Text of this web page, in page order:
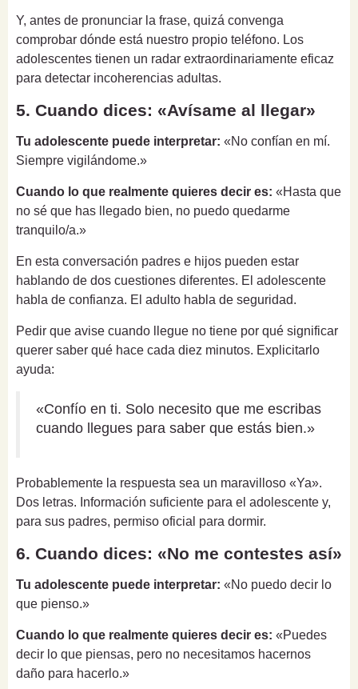
Y, antes de pronunciar la frase, quizá convenga
comprobar dónde está nuestro propio teléfono. Los
adolescentes tienen un radar extraordinariamente eficaz
para detectar incoherencias adultas.
5. Cuando dices: «Avísame al llegar»
Tu adolescente puede interpretar: «No confían en mí.
Siempre vigilándome.»
Cuando lo que realmente quieres decir es: «Hasta que
no sé que has llegado bien, no puedo quedarme
tranquilo/a.»
En esta conversación padres e hijos pueden estar
hablando de dos cuestiones diferentes. El adolescente
habla de confianza. El adulto habla de seguridad.
Pedir que avise cuando llegue no tiene por qué significar
querer saber qué hace cada diez minutos. Explicitarlo
ayuda:
«Confío en ti. Solo necesito que me escribas
cuando llegues para saber que estás bien.»
Probablemente la respuesta sea un maravilloso «Ya».
Dos letras. Información suficiente para el adolescente y,
para sus padres, permiso oficial para dormir.
6. Cuando dices: «No me contestes así»
Tu adolescente puede interpretar: «No puedo decir lo
que pienso.»
Cuando lo que realmente quieres decir es: «Puedes
decir lo que piensas, pero no necesitamos hacernos
daño para hacerlo.»